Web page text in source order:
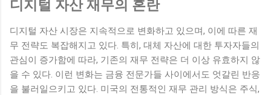
디지털 자산 재무의 혼란
디지털 자산 시장은 지속적으로 변화하고 있으며, 이에 따른 재
무 전략도 복잡해지고 있다. 특히, 대체 자산에 대한 투자자들의
관심이 증가함에 따라, 기존의 재무 전략은 더 이상 유효하지 않
을 수 있다. 이런 변화는 금융 전문가들 사이에서도 엇갈린 반응
을 불러일으키고 있다. 미국의 전통적인 재무 관리 방식은 주식,